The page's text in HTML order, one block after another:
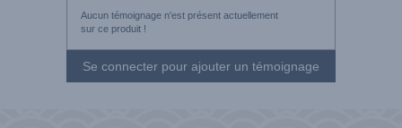
Aucun témoignage n'est présent actuellement
sur ce produit !
Se connecter pour ajouter un témoignage